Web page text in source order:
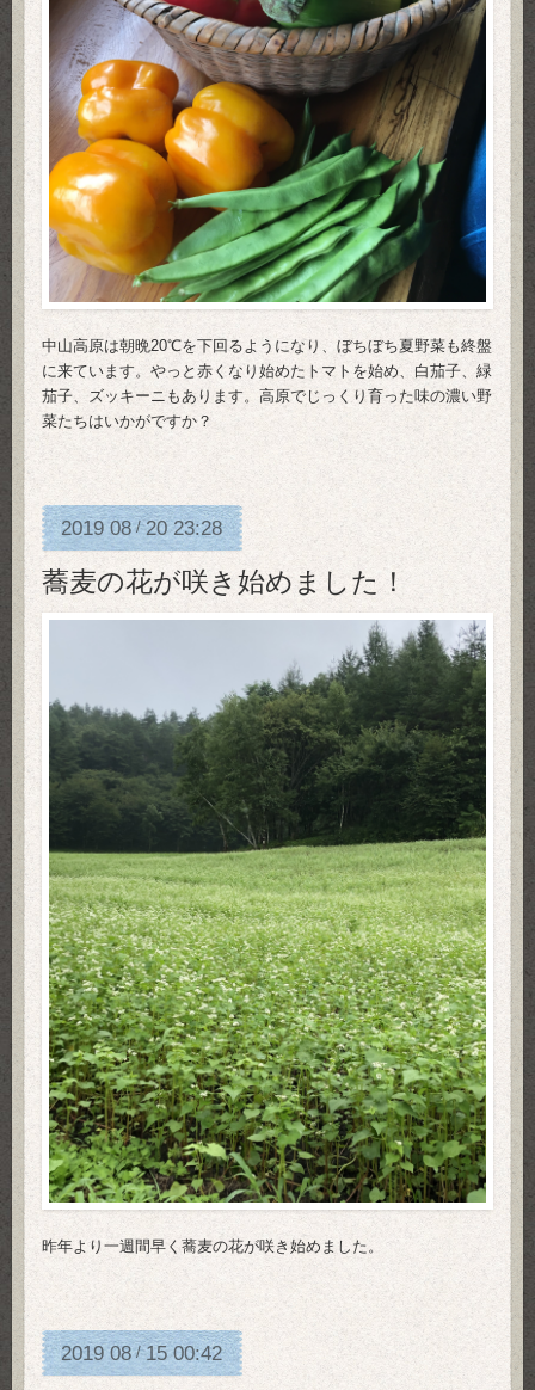
中山高原は朝晩20℃を下回るようになり、ぼちぼち夏野菜も終盤
に来ています。やっと赤くなり始めたトマトを始め、白茄子、緑
茄子、ズッキーニもあります。高原でじっくり育った味の濃い野
菜たちはいかがですか？
2019 08/20 23:28
蕎麦の花が咲き始めました！
昨年より一週間早く蕎麦の花が咲き始めました。
2019 08/15 00:42